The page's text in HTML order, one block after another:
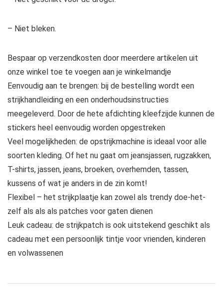
– Niet bleken.
Bespaar op verzendkosten door meerdere artikelen uit
onze winkel toe te voegen aan je winkelmandje
Eenvoudig aan te brengen: bij de bestelling wordt een
strijkhandleiding en een onderhoudsinstructies
meegeleverd. Door de hete afdichting kleefzijde kunnen de
stickers heel eenvoudig worden opgestreken
Veel mogelijkheden: de opstrijkmachine is ideaal voor alle
soorten kleding. Of het nu gaat om jeansjassen, rugzakken,
T-shirts, jassen, jeans, broeken, overhemden, tassen,
kussens of wat je anders in de zin komt!
Flexibel – het strijkplaatje kan zowel als trendy doe-het-
zelf als als als patches voor gaten dienen
Leuk cadeau: de strijkpatch is ook uitstekend geschikt als
cadeau met een persoonlijk tintje voor vrienden, kinderen
en volwassenen